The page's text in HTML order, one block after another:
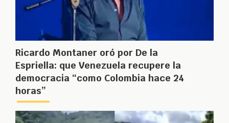
Ricardo Montaner oró por De la
Espriella: que Venezuela recupere la
democracia “como Colombia hace 24
horas”